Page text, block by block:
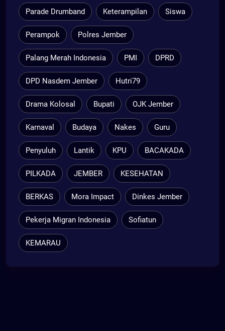
Parade Drumband Keterampilan Siswa
Perampok Polres Jember
Palang Merah Indonesia PMI DPRD
DPD Nasdem Jember Hutri79
Drama Kolosal Bupati OJK Jember
Karnaval Budaya Nakes Guru
Penyuluh Lantik KPU BACAKADA
PILKADA JEMBER KESEHATAN
BERKAS Mora Impact Dinkes Jember
Pekerja Migran Indonesia Sofiatun
KEMARAU